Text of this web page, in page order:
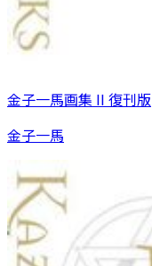
金子一馬画集 II 復刊版
金子一馬